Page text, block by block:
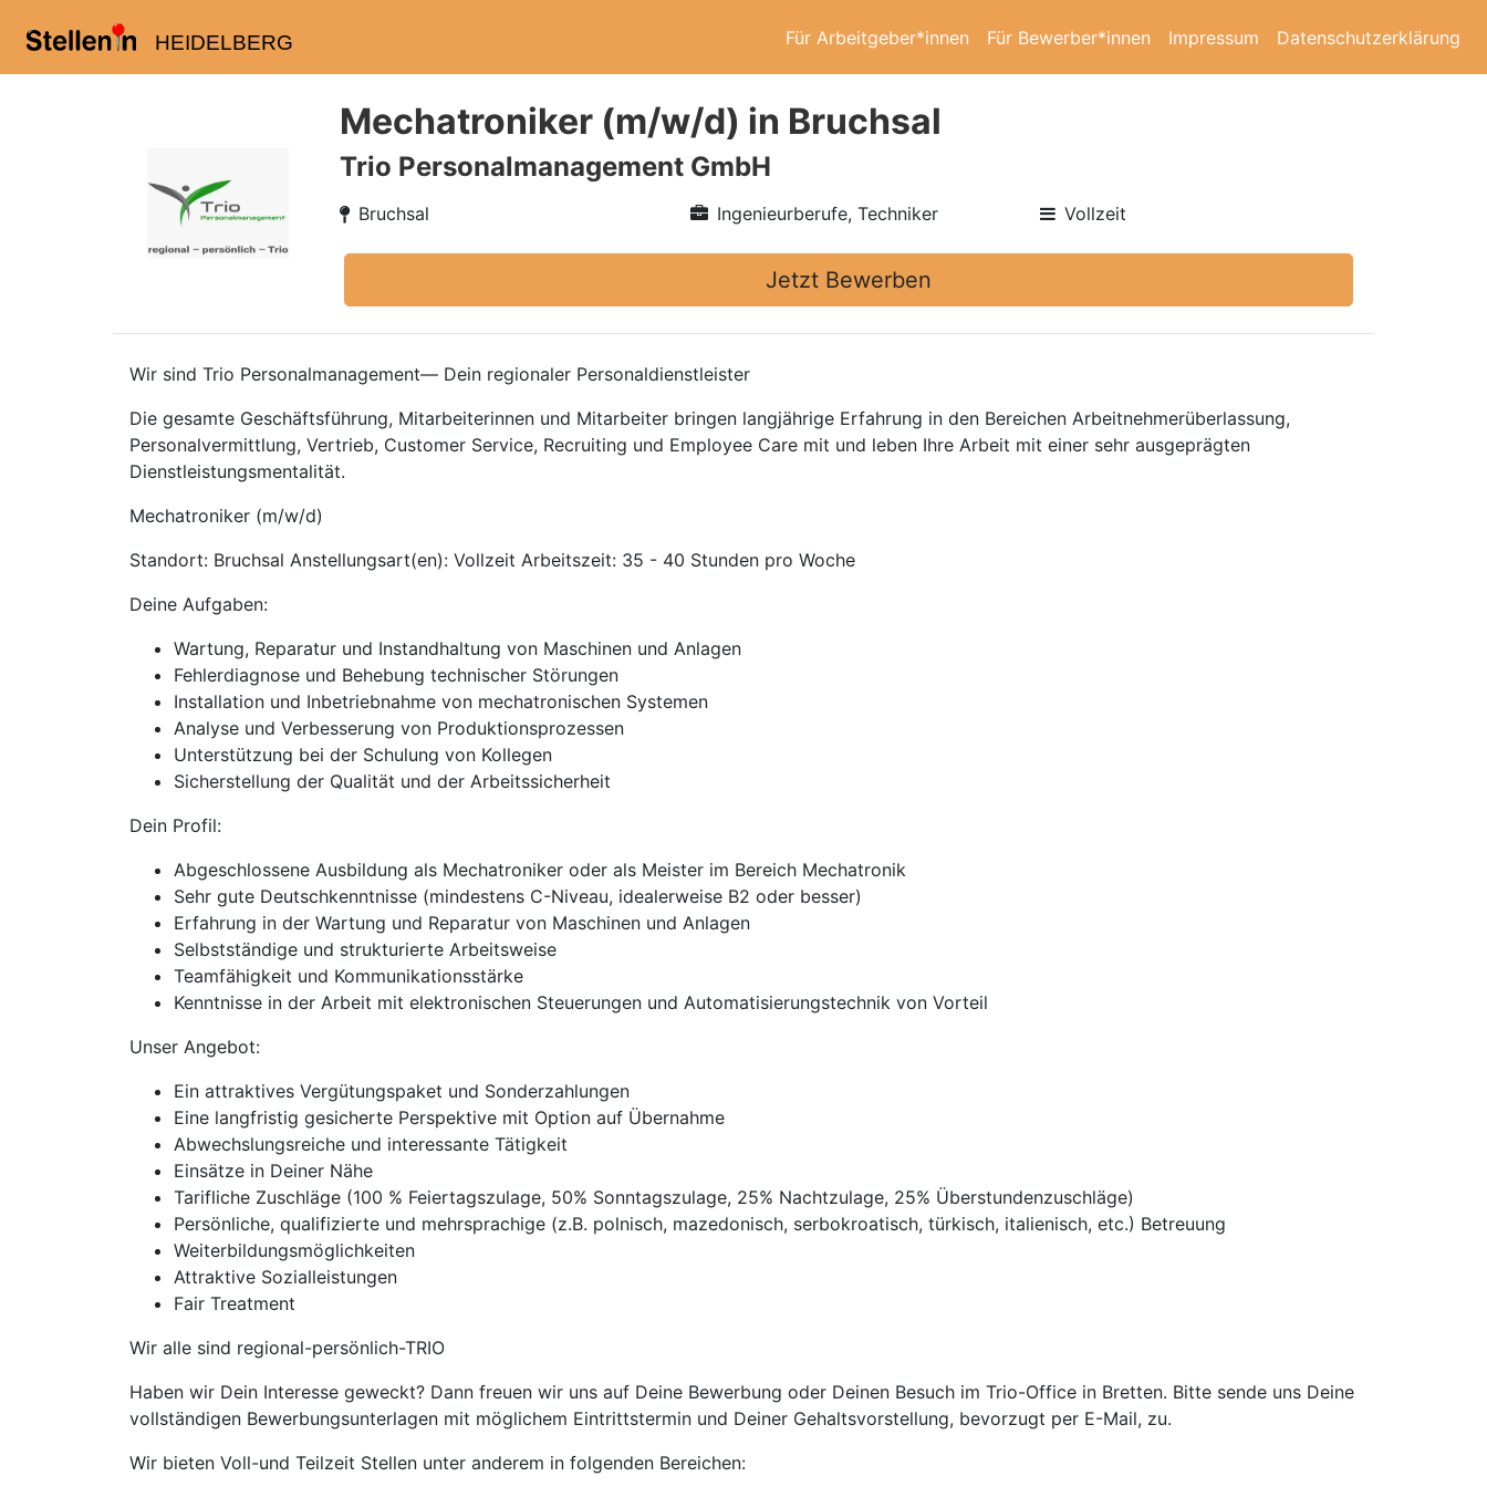
HEIDELBERG Für Arbeitgeber*innen Für Bewerber*innen Impressum Datenschutzerklärung
Mechatroniker (m/w/d) in Bruchsal
Trio Personalmanagement GmbH
Bruchsal Ingenieurberufe, Techniker Vollzeit
Jetzt Bewerben
Wir sind Trio Personalmanagement— Dein regionaler Personaldienstleister
Die gesamte Geschäftsführung, Mitarbeiterinnen und Mitarbeiter bringen langjährige Erfahrung in den Bereichen Arbeitnehmerüberlassung,
Personalvermittlung, Vertrieb, Customer Service, Recruiting und Employee Care mit und leben Ihre Arbeit mit einer sehr ausgeprägten
Dienstleistungsmentalität.
Mechatroniker (m/w/d)
Standort: Bruchsal Anstellungsart(en): Vollzeit Arbeitszeit: 35 - 40 Stunden pro Woche
Deine Aufgaben:
Wartung, Reparatur und Instandhaltung von Maschinen und Anlagen
Fehlerdiagnose und Behebung technischer Störungen
Installation und Inbetriebnahme von mechatronischen Systemen
Analyse und Verbesserung von Produktionsprozessen
Unterstützung bei der Schulung von Kollegen
Sicherstellung der Qualität und der Arbeitssicherheit
Dein Profil:
Abgeschlossene Ausbildung als Mechatroniker oder als Meister im Bereich Mechatronik
Sehr gute Deutschkenntnisse (mindestens C-Niveau, idealerweise B2 oder besser)
Erfahrung in der Wartung und Reparatur von Maschinen und Anlagen
Selbstständige und strukturierte Arbeitsweise
Teamfähigkeit und Kommunikationsstärke
Kenntnisse in der Arbeit mit elektronischen Steuerungen und Automatisierungstechnik von Vorteil
Unser Angebot:
Ein attraktives Vergütungspaket und Sonderzahlungen
Eine langfristig gesicherte Perspektive mit Option auf Übernahme
Abwechslungsreiche und interessante Tätigkeit
Einsätze in Deiner Nähe
Tarifliche Zuschläge (100 % Feiertagszulage, 50% Sonntagszulage, 25% Nachtzulage, 25% Überstundenzuschläge)
Persönliche, qualifizierte und mehrsprachige (z.B. polnisch, mazedonisch, serbokroatisch, türkisch, italienisch, etc.) Betreuung
Weiterbildungsmöglichkeiten
Attraktive Sozialleistungen
Fair Treatment
Wir alle sind regional-persönlich-TRIO
Haben wir Dein Interesse geweckt? Dann freuen wir uns auf Deine Bewerbung oder Deinen Besuch im Trio-Office in Bretten. Bitte sende uns Deine
vollständigen Bewerbungsunterlagen mit möglichem Eintrittstermin und Deiner Gehaltsvorstellung, bevorzugt per E-Mail, zu.
Wir bieten Voll-und Teilzeit Stellen unter anderem in folgenden Bereichen: